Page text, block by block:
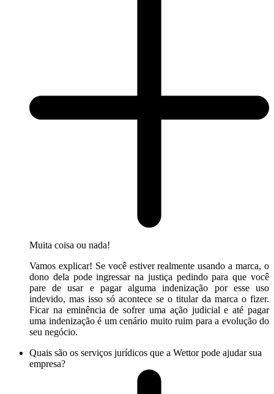
Muita coisa ou nada!
Vamos explicar! Se você estiver realmente usando a marca, o
dono dela pode ingressar na justiça pedindo para que você
pare de usar e pagar alguma indenização por esse uso
indevido, mas isso só acontece se o titular da marca o fizer.
Ficar na eminência de sofrer uma ação judicial e até pagar
uma indenização é um cenário muito ruim para a evolução do
seu negócio.
Quais são os serviços jurídicos que a Wettor pode ajudar sua
empresa?